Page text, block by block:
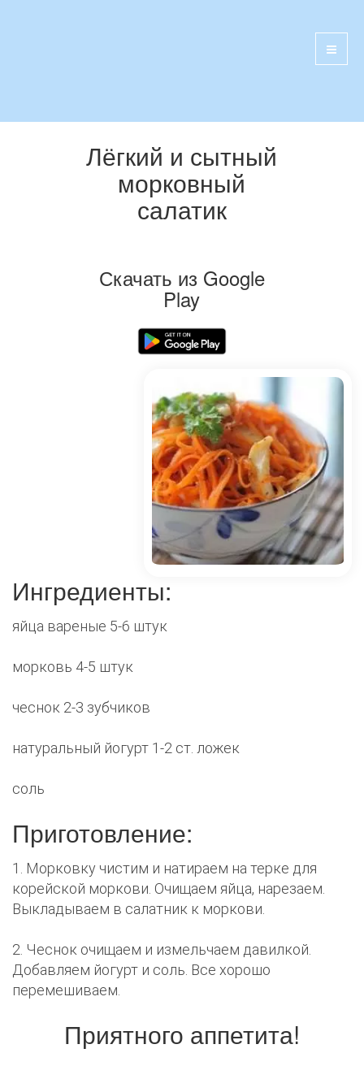
Лёгкий и сытный
морковный
салатик
Скачать из Google
Play
Ингредиенты:
яйца вареные 5-6 штук
морковь 4-5 штук
чеснок 2-3 зубчиков
натуральный йогурт 1-2 ст. ложек
соль
Приготовление:
1. Морковку чистим и натираем на терке для
корейской моркови. Очищаем яйца, нарезаем.
Выкладываем в салатник к моркови.
2. Чеснок очищаем и измельчаем давилкой.
Добавляем йогурт и соль. Все хорошо
перемешиваем.
Приятного аппетита!